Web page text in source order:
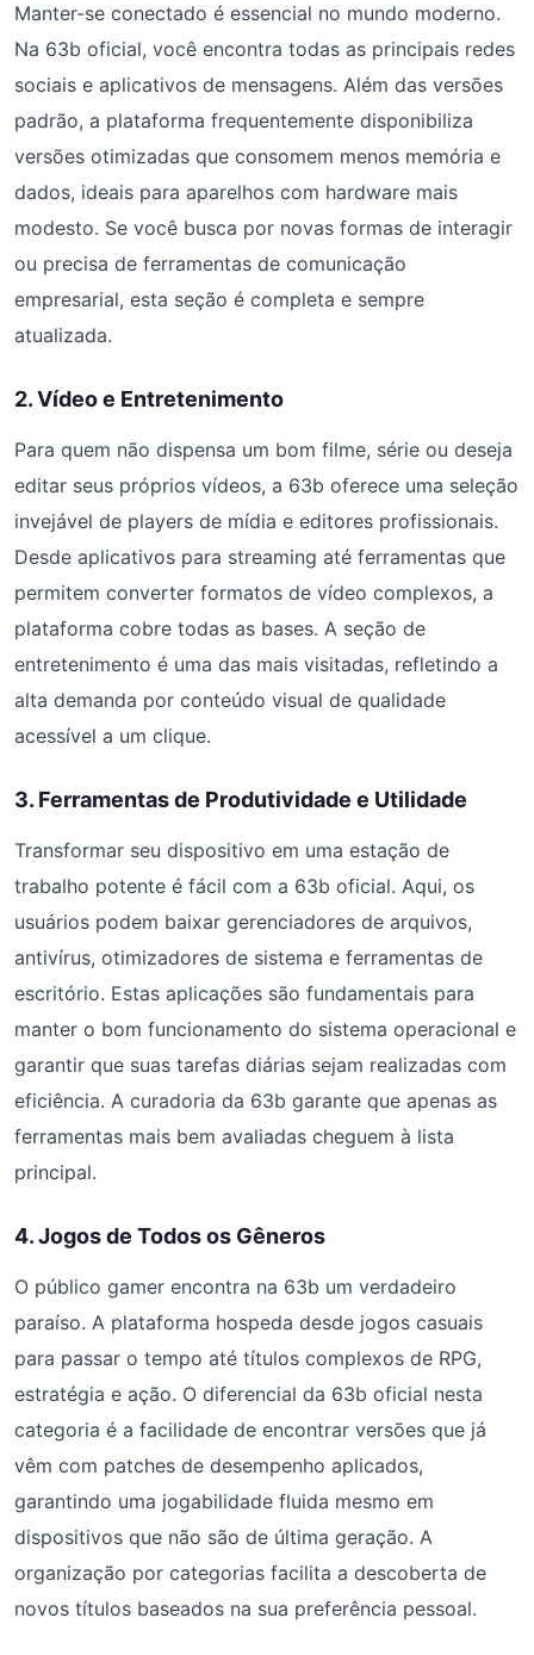
Manter-se conectado é essencial no mundo moderno.
Na 63b oficial, você encontra todas as principais redes
sociais e aplicativos de mensagens. Além das versões
padrão, a plataforma frequentemente disponibiliza
versões otimizadas que consomem menos memória e
dados, ideais para aparelhos com hardware mais
modesto. Se você busca por novas formas de interagir
ou precisa de ferramentas de comunicação
empresarial, esta seção é completa e sempre
atualizada.
2. Vídeo e Entretenimento
Para quem não dispensa um bom filme, série ou deseja
editar seus próprios vídeos, a 63b oferece uma seleção
invejável de players de mídia e editores profissionais.
Desde aplicativos para streaming até ferramentas que
permitem converter formatos de vídeo complexos, a
plataforma cobre todas as bases. A seção de
entretenimento é uma das mais visitadas, refletindo a
alta demanda por conteúdo visual de qualidade
acessível a um clique.
3. Ferramentas de Produtividade e Utilidade
Transformar seu dispositivo em uma estação de
trabalho potente é fácil com a 63b oficial. Aqui, os
usuários podem baixar gerenciadores de arquivos,
antivírus, otimizadores de sistema e ferramentas de
escritório. Estas aplicações são fundamentais para
manter o bom funcionamento do sistema operacional e
garantir que suas tarefas diárias sejam realizadas com
eficiência. A curadoria da 63b garante que apenas as
ferramentas mais bem avaliadas cheguem à lista
principal.
4. Jogos de Todos os Gêneros
O público gamer encontra na 63b um verdadeiro
paraíso. A plataforma hospeda desde jogos casuais
para passar o tempo até títulos complexos de RPG,
estratégia e ação. O diferencial da 63b oficial nesta
categoria é a facilidade de encontrar versões que já
vêm com patches de desempenho aplicados,
garantindo uma jogabilidade fluida mesmo em
dispositivos que não são de última geração. A
organização por categorias facilita a descoberta de
novos títulos baseados na sua preferência pessoal.